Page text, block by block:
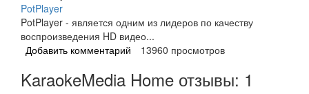
PotPlayer
PotPlayer - является одним из лидеров по качеству
воспроизведения HD видео...
Добавить комментарий
13960 просмотров
KaraokeMedia Home отзывы: 1